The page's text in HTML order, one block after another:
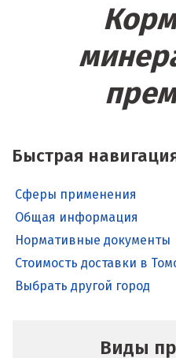
Быстрая
Сферы применения
Общая информация
Нормативные документы
Стоимость доставки в
Выбрать другой город
Виды